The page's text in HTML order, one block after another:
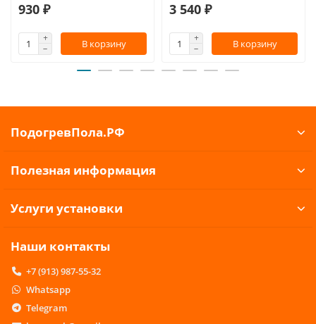
930 ₽
В корзину
3 540 ₽
В корзину
ПодогревПола.РФ
Полезная информация
Услуги установки
Наши контакты
+7 (913) 987-55-32
Whatsapp
Telegram